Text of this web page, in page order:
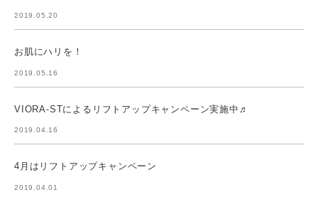
2019.05.20
お肌にハリを！
2019.05.16
VIORA-STによるリフトアップキャンペーン実施中♬
2019.04.16
4月はリフトアップキャンペーン
2019.04.01